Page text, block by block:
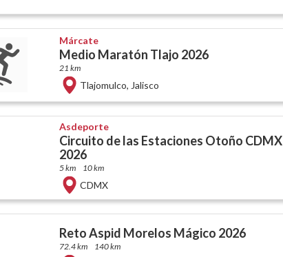
Márcate
Medio Maratón Tlajo 2026
21 km
Tlajomulco, Jalisco
Asdeporte
Circuito de las Estaciones Otoño CDMX
2026
5 km 10 km
CDMX
Reto Aspid Morelos Mágico 2026
72.4 km 140 km